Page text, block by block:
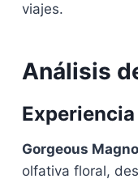
viajes.
Análisis
Gorgeous
olfativa floral,